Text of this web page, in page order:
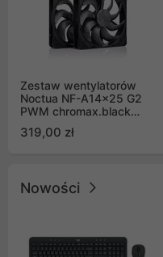
Zestaw wentylatorów
Noctua NF-A14x25 G2
PWM chromax.black
Push Pull (2szt)
319,00 zł
Nowości